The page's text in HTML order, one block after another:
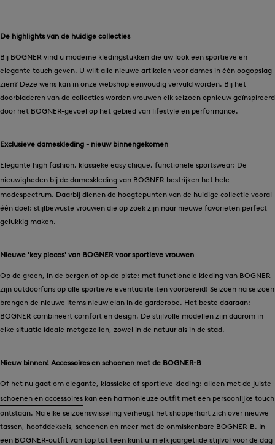
De highlights van de huidige collecties
Bij BOGNER vind u moderne kledingstukken die uw look een sportieve en
elegante touch geven. U wilt alle nieuwe artikelen voor dames in één oogopslag
zien? Deze wens kan in onze webshop eenvoudig vervuld worden. Bij het
doorbladeren van de collecties worden vrouwen elk seizoen opnieuw geïnspireerd
door het BOGNER-gevoel op het gebied van lifestyle en performance.
Exclusieve dameskleding - nieuw binnengekomen
Elegante high fashion, klassieke easy chique, functionele sportswear: De
nieuwigheden bij de dameskleding van BOGNER bestrijken het hele
modespectrum. Daarbij dienen de hoogtepunten van de huidige collectie vooral
één doel: stijlbewuste vrouwen die op zoek zijn naar nieuwe favorieten perfect
gelukkig maken.
Nieuwe 'key pieces' van BOGNER voor sportieve vrouwen
Op de green, in de bergen of op de piste: met functionele kleding van BOGNER
zijn outdoorfans op alle sportieve eventualiteiten voorbereid! Seizoen na seizoen
brengen de nieuwe items nieuw elan in de garderobe. Het beste daaraan:
BOGNER combineert comfort en design. De stijlvolle modellen zijn daarom in
elke situatie ideale metgezellen, zowel in de natuur als in de stad.
Nieuw binnen! Accessoires en schoenen met de BOGNER-B
Of het nu gaat om elegante, klassieke of sportieve kleding: alleen met de juiste
schoenen en accessoires kan een harmonieuze outfit met een persoonlijke touch
ontstaan. Na elke seizoenswisseling verheugt het shopperhart zich over nieuwe
tassen, hoofddeksels, schoenen en meer met de onmiskenbare BOGNER-B. In
een BOGNER-outfit van top tot teen kunt u in elk jaargetijde stijlvol voor de dag